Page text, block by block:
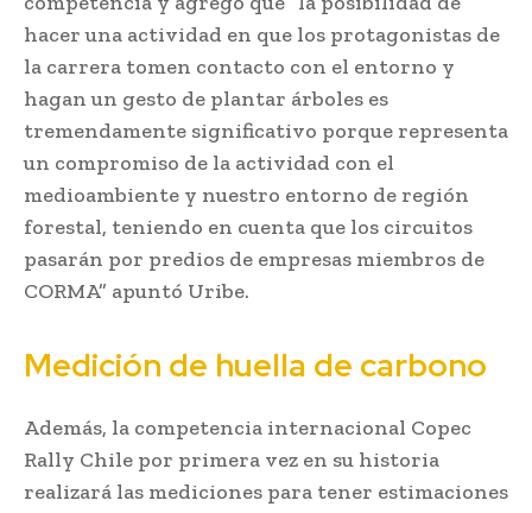
hacer una actividad en que los protagonistas de
la carrera tomen contacto con el entorno y
hagan un gesto de plantar árboles es
tremendamente significativo porque representa
un compromiso de la actividad con el
medioambiente y nuestro entorno de región
forestal, teniendo en cuenta que los circuitos
pasarán por predios de empresas miembros de
CORMA” apuntó Uribe.
Medición de huella de carbono
Además, la competencia internacional Copec
Rally Chile por primera vez en su historia
realizará las mediciones para tener estimaciones